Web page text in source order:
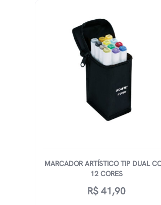
MARCADOR ARTÍSTICO TIP DUAL
12 CORES
R$41,90